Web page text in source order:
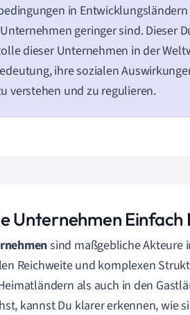
in
geringer sind. Dieser
dieser Unternehmen in der
ihre sozialen
verstehen und zu regulieren.
Unternehmen
sind maßgebliche Akteure
Reichweite und komplexen
als auch in den
kannst Du klarer erkennen, wie